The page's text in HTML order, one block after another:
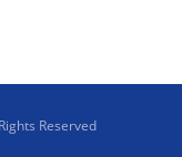
Reserved